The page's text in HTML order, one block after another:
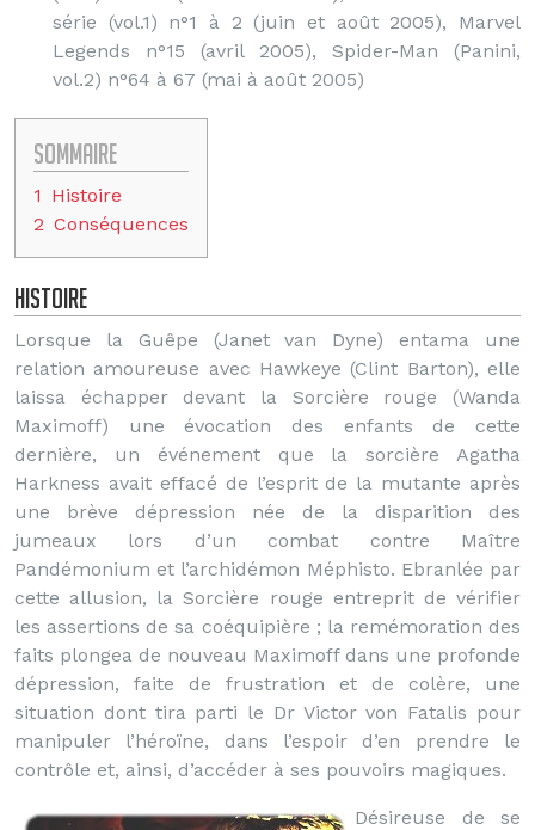
série (vol.1) n°1 à 2 (juin et août 2005), Marvel
Legends n°15 (avril 2005), Spider-Man (Panini,
vol.2) n°64 à 67 (mai à août 2005)
Sommaire
1 Histoire
2 Conséquences
Histoire
Lorsque la Guêpe (Janet van Dyne) entama une
relation amoureuse avec Hawkeye (Clint Barton), elle
laissa échapper devant la Sorcière rouge (Wanda
Maximoff) une évocation des enfants de cette
dernière, un événement que la sorcière Agatha
Harkness avait effacé de l’esprit de la mutante après
une brève dépression née de la disparition des
jumeaux lors d’un combat contre Maître
Pandémonium et l’archidémon Méphisto. Ebranlée par
cette allusion, la Sorcière rouge entreprit de vérifier
les assertions de sa coéquipière ; la remémoration des
faits plongea de nouveau Maximoff dans une profonde
dépression, faite de frustration et de colère, une
situation dont tira parti le Dr Victor von Fatalis pour
manipuler l’héroïne, dans l’espoir d’en prendre le
contrôle et, ainsi, d’accéder à ses pouvoirs magiques.
Désireuse de se